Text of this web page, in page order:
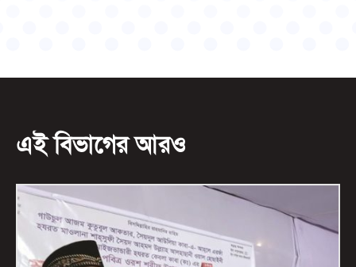
এই বিভাগের আরও